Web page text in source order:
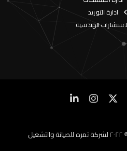
ادارة التوريد
الهندسية